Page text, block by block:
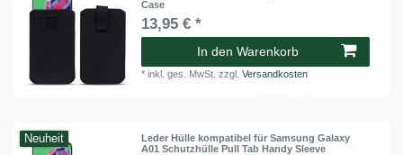
Case
13,95 € *
In den Warenkorb
*inkl. ges. MwSt. zzgl.Versandkosten
Neuheit
Leder Hülle kompatibel für Samsung Galaxy
A01 Schutzhülle Pull Tab Handy Sleeve